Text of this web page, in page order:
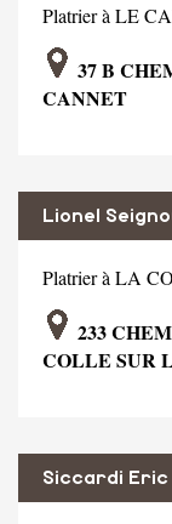
Platrier à LE
37 B
CANNET
Lionel
Platrier à LA
233
COLLE SUR
Siccardi Eric